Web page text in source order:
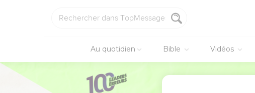
Au quotidien Bible Vidéos